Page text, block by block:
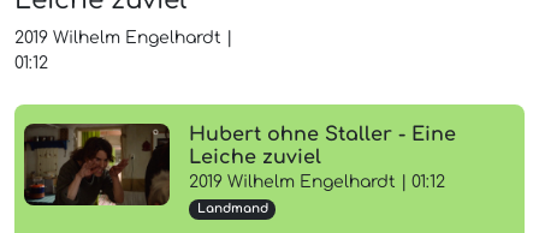
2019 Wilhelm Engelhardt
01:12
Hubert ohne Staller - Eine
Leiche zuviel
2019 Wilhelm Engelhardt | 01:12
Landmand